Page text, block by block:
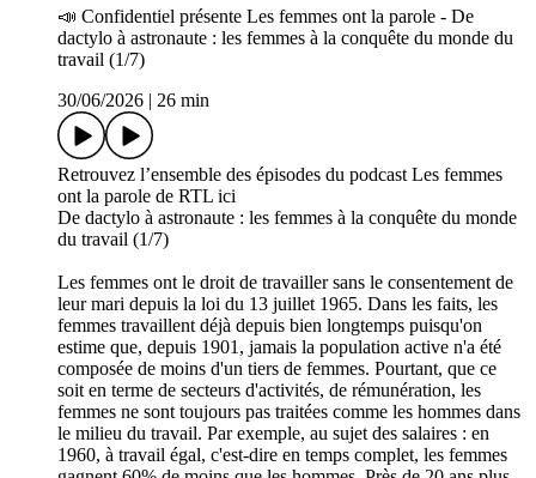
📣 C­onfidentiel présente Les femmes ont la parole - De
dactylo à astronaute : les femmes à la conquête du monde du
travail (1/7)
30/06/2026
26 min
Retrouvez l’ensemble des épisodes du podcast Les femmes
ont la parole de RTL ici
De dactylo à astronaute : les femmes à la conquête du monde
du travail (1/7)
Les femmes ont le droit de travailler sans le consentement de
leur mari depuis la loi du 13 juillet 1965. Dans les faits, les
femmes travaillent déjà depuis bien longtemps puisqu'on
estime que, depuis 1901, jamais la population active n'a été
composée de moins d'un tiers de femmes. Pourtant, que ce
soit en terme de secteurs d'activités, de rémunération, les
femmes ne sont toujours pas traitées comme les hommes dans
le milieu du travail. Par exemple, au sujet des salaires : en
1960, à travail égal, c'est-dire en temps complet, les femmes